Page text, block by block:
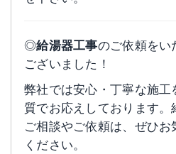
◎給湯器工事のご依頼をい
ございました！
弊社では安心・丁寧な施
質でお応えしております
ご相談やご依頼は、ぜひ
ください。